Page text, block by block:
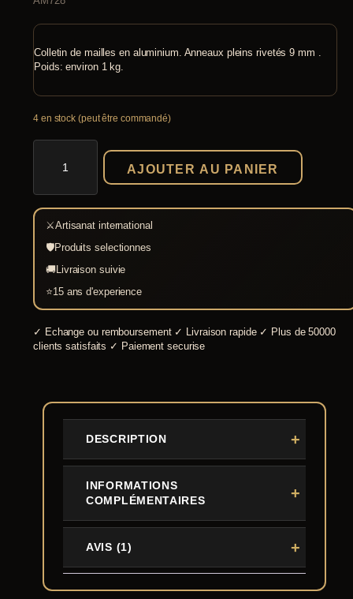
Colletin de mailles en aluminium. Anneaux pleins rivetés 9 mm .
Poids: environ 1 kg.
4 en stock (peut être commandé)
quantité
Colletin
aluminium
riveté
gamboisé
AJOUTER AU PANIER
⚔Artisanat international
🛡Produits selectionnes
🚚Livraison suivie
⭐15 ans d'experience
✓ Echange ou remboursement ✓ Livraison rapide ✓ Plus de 50000
clients satisfaits ✓ Paiement securise
DESCRIPTION
INFORMATIONS
COMPLÉMENTAIRES
AVIS (1)